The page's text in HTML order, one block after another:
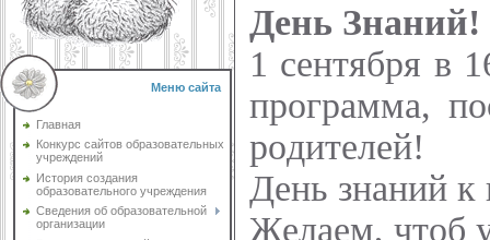
Меню сайта
Главная
Конкурс сайтов образовательных
учреждений
История создания
образовательного учреждения
Сведения об образовательной
организации
День Знаний!
1 сентября в
программа,
родителей!
День знаний к
Желаем, чтоб